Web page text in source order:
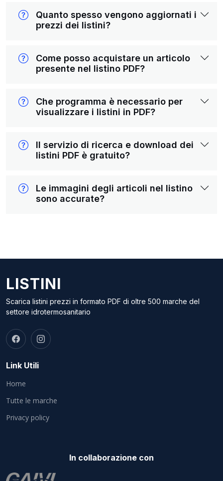
Quanto spesso vengono aggiornati i
prezzi dei listini?
Come posso acquistare un articolo
presente nel listino PDF?
Che programma è necessario per
visualizzare i listini in PDF?
Il servizio di ricerca e download dei
listini PDF è gratuito?
Le immagini degli articoli nel listino
sono accurate?
LISTINI
Scarica listini prezzi in formato PDF di oltre 500 marche del
settore idrotermosanitario
Link Utili
Home
Tutte le marche
Privacy policy
In collaborazione con